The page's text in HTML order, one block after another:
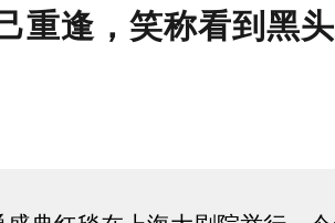
重逢，笑称看到黑